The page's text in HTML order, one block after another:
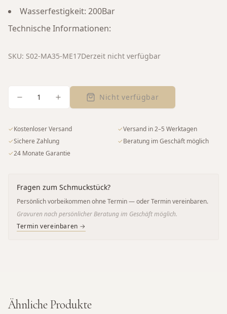
Wasserfestigkeit: 200Bar
Technische Informationen:
SKU: S02-MA35-ME17Derzeit nicht verfügbar
1 Nicht verfügbar
✓Kostenloser Versand ✓Versand in 2–5 Werktagen
✓Sichere Zahlung ✓Beratung im Geschäft möglich
✓24 Monate Garantie
Fragen zum Schmuckstück?
Persönlich vorbeikommen ohne Termin — oder Termin vereinbaren.
Gravuren nach persönlicher Beratung im Geschäft möglich.
Termin vereinbaren →
Ähnliche Produkte